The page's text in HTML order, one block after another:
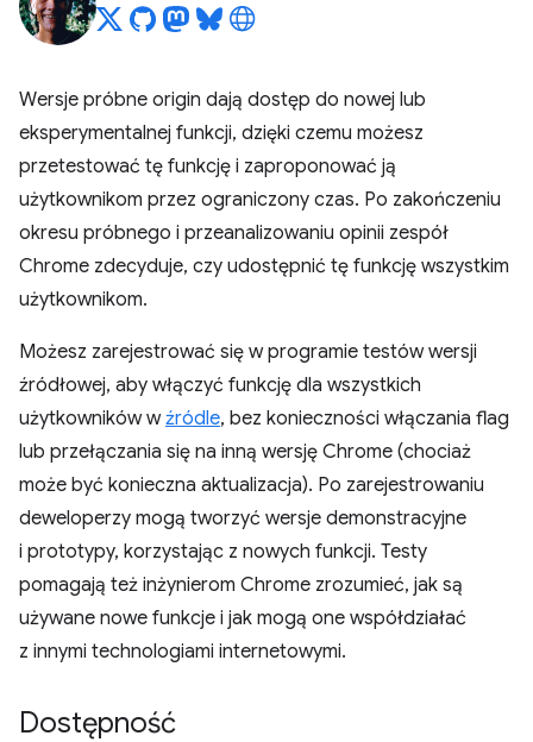
Wersje próbne origin dają dostęp do nowej lub
eksperymentalnej funkcji, dzięki czemu możesz
przetestować tę funkcję i zaproponować ją
użytkownikom przez ograniczony czas. Po zakończeniu
okresu próbnego i przeanalizowaniu opinii zespół
Chrome zdecyduje, czy udostępnić tę funkcję wszystkim
użytkownikom.
Możesz zarejestrować się w programie testów wersji
źródłowej, aby włączyć funkcję dla wszystkich
użytkowników wźródle, bez konieczności włączania flag
lub przełączania się na inną wersję Chrome (chociaż
może być konieczna aktualizacja). Po zarejestrowaniu
deweloperzy mogą tworzyć wersje demonstracyjne
i prototypy, korzystając z nowych funkcji. Testy
pomagają też inżynierom Chrome zrozumieć, jak są
używane nowe funkcje i jak mogą one współdziałać
z innymi technologiami internetowymi.
Dostępność